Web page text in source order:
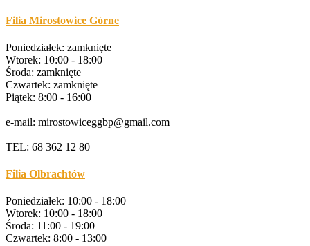
Filia Mirostowice Górne
Poniedziałek: zamknięte
Wtorek: 10:00 - 18:00
Środa: zamknięte
Czwartek: zamknięte
Piątek: 8:00 - 16:00
e-mail: mirostowiceggbp@gmail.com
TEL: 68 362 12 80
Filia Olbrachtów
Poniedziałek: 10:00 - 18:00
Wtorek: 10:00 - 18:00
Środa: 11:00 - 19:00
Czwartek: 8:00 - 13:00